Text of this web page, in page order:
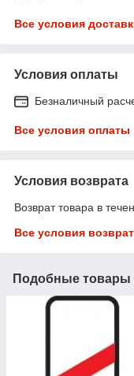
Все условия
Условия оплаты
Безналичный
Все условия оплаты
Условия возврата
Возврат товара в
Все условия
Подобные товары